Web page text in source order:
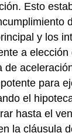
Esto
y los
a elección
para
el
hasta el
la cláusula